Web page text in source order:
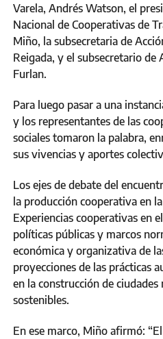
Varela, Andrés Watson, el
Nacional de Cooperativas de
Miño, la subsecretaria de
Reigada, y el subsecretario
Furlan.
Para luego pasar a una
y los representantes de las
sociales tomaron la palabra,
sus vivencias y aportes
Los ejes de debate del
la producción cooperativa en
Experiencias cooperativas en
políticas públicas y marcos
económica y organizativa de
proyecciones de las prácticas
en la construcción de
sostenibles.
En ese marco, Miño afirmó: